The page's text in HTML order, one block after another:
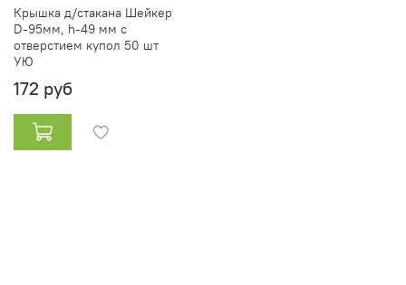
Крышка д/стакана Шейкер
D-95мм, h-49 мм с
отверстием купол 50 шт
УЮ
172 руб